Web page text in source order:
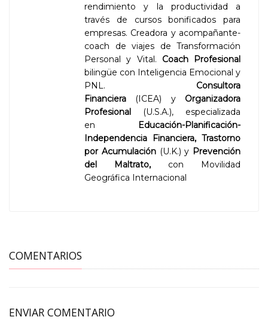
rendimiento y la productividad a
través de cursos bonificados para
empresas. Creadora y acompañante-
coach de viajes de Transformación
Personal y Vital. Coach Profesional
bilingüe con Inteligencia Emocional y
PNL. Consultora
Financiera (ICEA) y Organizadora
Profesional (U.S.A.), especializada
en
Educación-Planificación-
Independencia Financiera, Trastorno
por Acumulación(U.K.) y Prevención
del Maltrato, con Movilidad
Geográfica Internacional
COMENTARIOS
ENVIAR COMENTARIO